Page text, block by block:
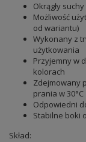
Okrągły
Możliwość
od wariantu)
Wykonany z
użytkowania
Przyjemny w
kolorach
Zdejmowany
prania w 30°C
Odpowiedni
Stabilne boki
Skład: